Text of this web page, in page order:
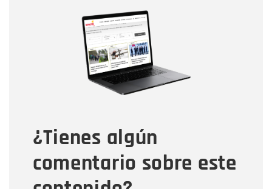
¿Tienes algún
comentario sobre este
Correo electrónico
Tipo de comentario
Mensaje